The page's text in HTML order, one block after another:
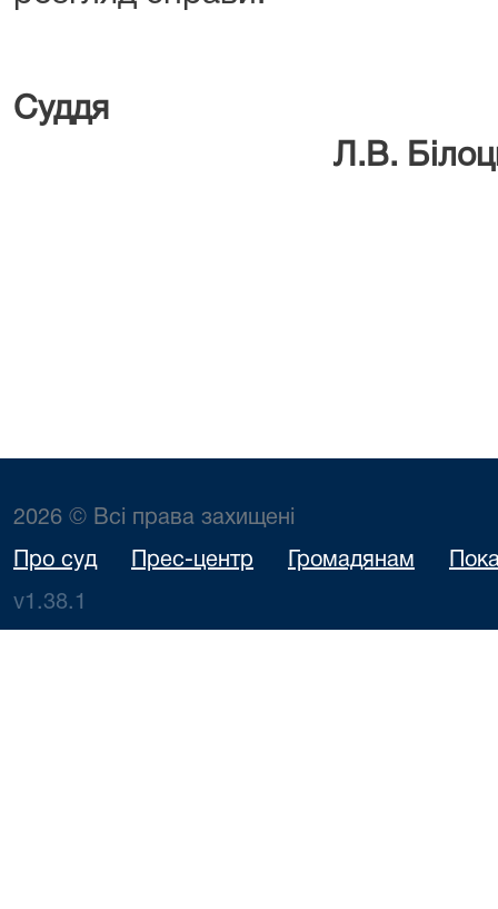
Л.В.
2026 © Всі права захищені
Про суд Прес-центр Громадянам
v1.38.1